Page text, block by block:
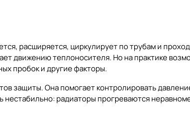
расширяется, циркулирует по трубам и
движению теплоносителя. Но на практике
пробок и другие факторы.
защиты. Она помогает контролировать
радиаторы прогреваются